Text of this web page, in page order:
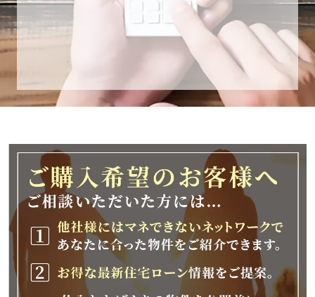
下記期間を年末年始休業とさせて頂きます。
2025年12月25日(木)～2026年1月8日(木)
2026年1月9日(金)以降、順次対応させて頂きま
す。
ご不便をおかけいたしますが、何卒ご理解の程
よろしくお願いいたします。